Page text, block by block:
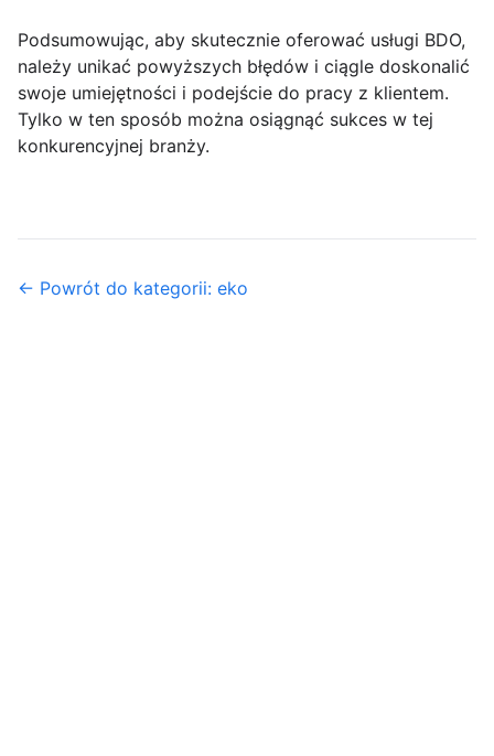
Podsumowując, aby skutecznie oferować usługi BDO,
należy unikać powyższych błędów i ciągle doskonalić
swoje umiejętności i podejście do pracy z klientem.
Tylko w ten sposób można osiągnąć sukces w tej
konkurencyjnej branży.
← Powrót do kategorii: eko